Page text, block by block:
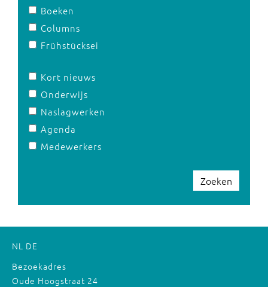
Boeken
Columns
Frühstücksei
Kort nieuws
Onderwijs
Naslagwerken
Agenda
Medewerkers
Zoeken
NL DE
Bezoekadres
Oude Hoogstraat 24